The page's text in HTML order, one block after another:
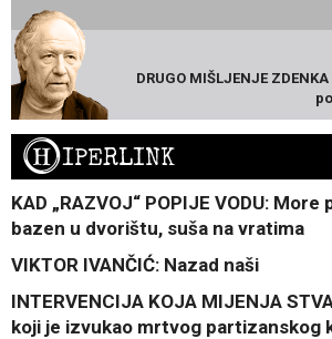
DRUGO MIŠLJENJE
HIPERLINK
KAD „RAZVOJ“ POPIJE VODU:
bazen u dvorištu, suša na vratima
VIKTOR IVANČIĆ: Nazad naši
INTERVENCIJA KOJA MIJENJA
koji je izvukao mrtvog partizanskog